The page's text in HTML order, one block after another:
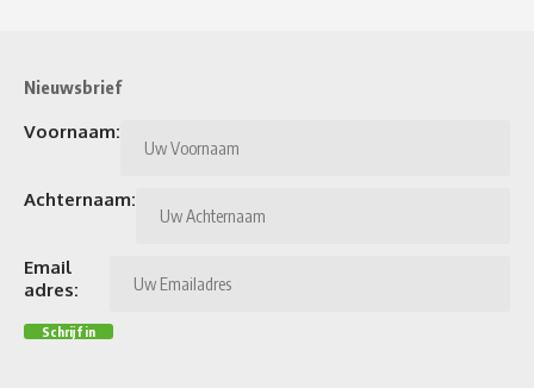
Nieuwsbrief
Voornaam:
Achternaam:
Email
adres: